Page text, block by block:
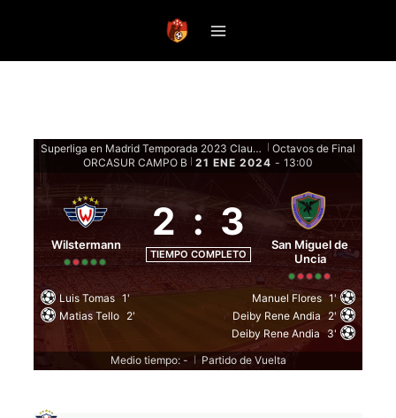
Superliga en Madrid Temporada 2023 Clausura - Eliminatorias
Octavos de Final
ORCASUR CAMPO B
21 ENE 2024 - 13:00
Wilstermann
2 : 3
TIEMPO COMPLETO
San Miguel de
Uncia
Luis Tomas 1'
Matias Tello 2'
Manuel Flores 1'
Deiby Rene Andia 2'
Deiby Rene Andia
3'
Medio tiempo: -
Partido de Vuelta